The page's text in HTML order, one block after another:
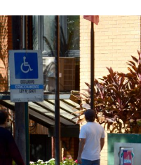
necesitamos de las
oferta”.
En esa línea, el
reciben alrededor de 30
personas en búsqueda
“Estamos hablando de
personas por mesy,
25 empresas por mes”,